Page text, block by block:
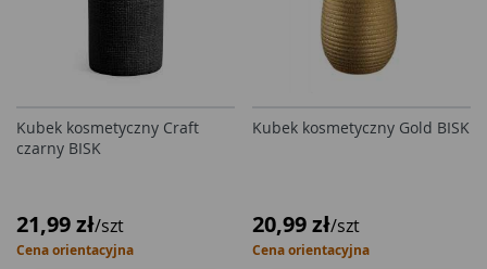
Kubek kosmetyczny Craft
czarny BISK
21,99 zł/szt
Cena orientacyjna
Kubek kosmetyczny Gold BISK
20,99 zł/szt
Cena orientacyjna